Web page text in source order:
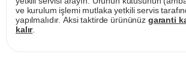
ve kurulum işlemi mutlaka yetkili servis
yapılmalıdır. Aksi taktirde ürününüz garanti
kalır.